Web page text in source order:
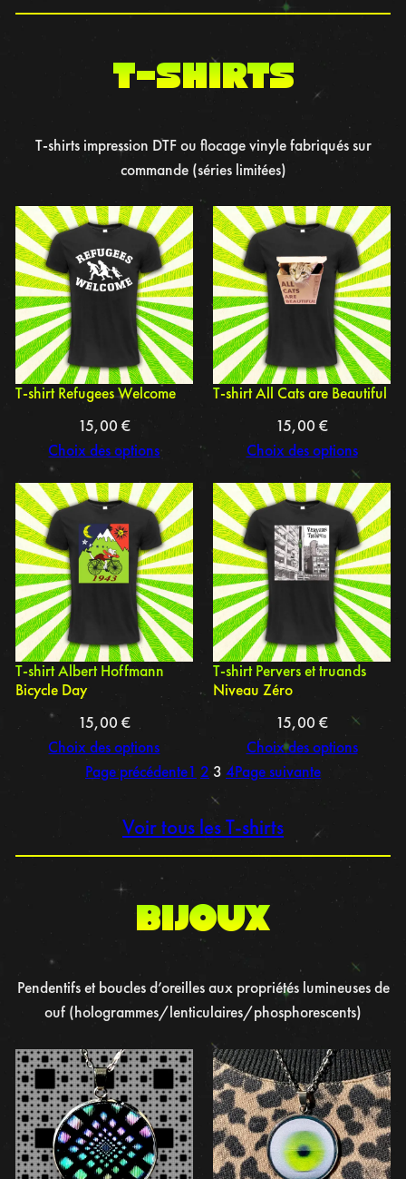
t-shirts
T-shirts impression DTF ou flocage vinyle fabriqués sur
commande (séries limitées)
T-shirt Refugees Welcome
15,00 €
Choix des options
T-shirt All Cats are Beautiful
15,00€
Choix des options
T-shirt Albert Hoffmann
Bicycle Day
15,00 €
Choix des options
T-shirt Pervers et truands
Niveau Zéro
15,00€
Choix des options
Page précédente1 2 3 4Page suivante
Voir tous les T-shirts
BIJOUX
Pendentifs et boucles d’oreilles aux propriétés lumineuses de
ouf (hologrammes/lenticulaires/phosphorescents)